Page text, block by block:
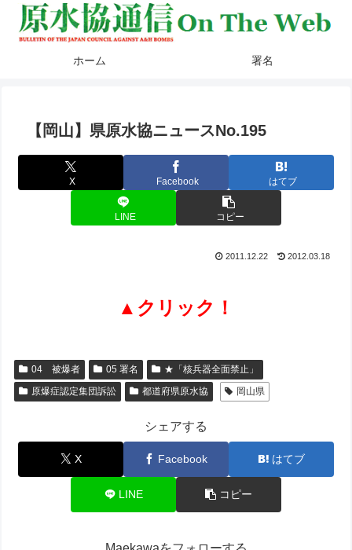
ホーム 署名
【岡山】県原水協ニュースNo.195
X Facebook はてブ
LINE コピー
2011.12.22 2012.03.18
▲クリック！
04 被爆者 05 署名
★「核兵器全面禁止」
原爆症認定集団訴訟
都道府県原水協 岡山県
シェアする
X Facebook はてブ
LINE コピー